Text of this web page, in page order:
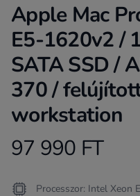
Apple Mac
E5-1620v2 /
SATA SSD /
370 /
workstation
Product information
97 990 FT
Termékleírás
Processzor: Intel Xeon